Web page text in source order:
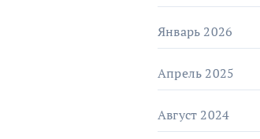
Январь 2026
Апрель 2025
Август 2024